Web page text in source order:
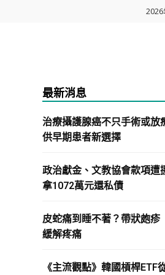
最新消息
治療攝護腺癌不只手術或
供早期患者新選擇
政治獻金、文教協會款項
拿1072萬元還私債
皮蛇痛到睡不著？帶狀皰疹
緩解疼痛
《主流觀點》韓國槓桿ETF